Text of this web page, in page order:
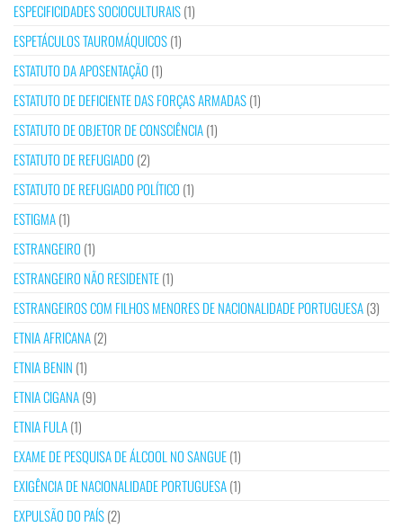
ESPECIFICIDADES SOCIOCULTURAIS(1)
ESPETÁCULOS TAUROMÁQUICOS(1)
ESTATUTO DA APOSENTAÇÃO (1)
ESTATUTO DE DEFICIENTE DAS FORÇAS ARMADAS(1)
ESTATUTO DE OBJETOR DE CONSCIÊNCIA(1)
ESTATUTO DE REFUGIADO (2)
ESTATUTO DE REFUGIADO POLÍTICO (1)
ESTIGMA(1)
ESTRANGEIRO (1)
ESTRANGEIRO NÃO RESIDENTE(1)
ESTRANGEIROS COM FILHOS MENORES DE NACIONALIDADE PORTUGUESA(3)
ETNIA AFRICANA(2)
ETNIA BENIN (1)
ETNIA CIGANA(9)
ETNIA FULA(1)
EXAME DE PESQUISA DE ÁLCOOL NO SANGUE(1)
EXIGÊNCIA DE NACIONALIDADE PORTUGUESA(1)
EXPULSÃO DO PAÍS(2)